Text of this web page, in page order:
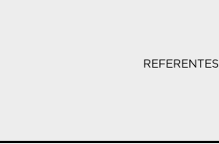
REFERENTES